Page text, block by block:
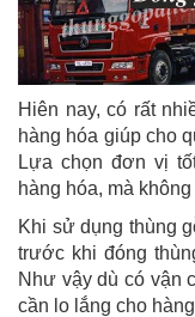
Hiên nay, có rất
hàng hóa giúp cho
Lựa chọn đơn vị
hàng hóa, mà
Khi sử dụng thùng
trước khi đóng
Như vậy dù có vận
cần lo lắng cho